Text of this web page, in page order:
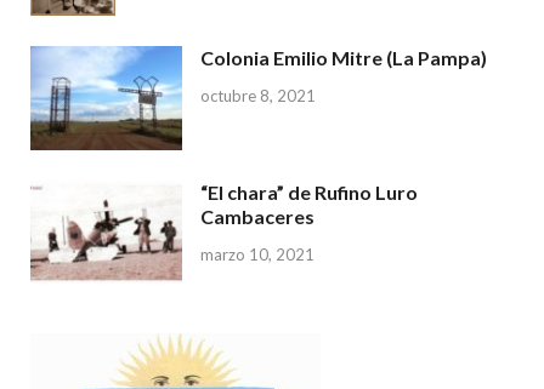
Colonia Emilio Mitre (La Pampa)
octubre 8, 2021
“El chara” de Rufino Luro
Cambaceres
marzo 10, 2021